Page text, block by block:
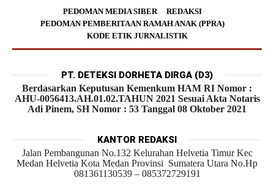
PEDOMAN MEDIA SIBER
REDAKSI
PEDOMAN PEMBERITAAN RAMAH ANAK (PPRA)
KODE ETIK JURNALISTIK
PT. DETEKSI DORHETA DIRGA (D3)
Berdasarkan Keputusan Kemenkum HAM RI Nomor :
AHU-0056413.AH.01.02.TAHUN 2021 Sesuai Akta Notaris
Adi Pinem, SH Nomor : 53 Tanggal 08 Oktober 2021
KANTOR REDAKSI
Jalan Pembangunan No.132 Kelurahan Helvetia Timur Kec
Medan Helvetia Kota Medan Provinsi Sumatera Utara No.Hp
081361130539 – 085372729191